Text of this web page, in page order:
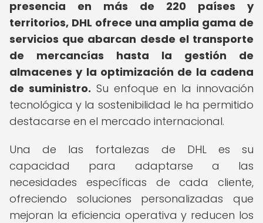
presencia en más de 220 países y
territorios, DHL ofrece una amplia gama de
servicios que abarcan desde el transporte
de mercancías hasta la gestión de
almacenes y la optimización de la cadena
de suministro. Su enfoque en la innovación
tecnológica y la sostenibilidad le ha permitido
destacarse en el mercado internacional.
Una de las fortalezas de DHL es su
capacidad para adaptarse a las
necesidades específicas de cada cliente,
ofreciendo soluciones personalizadas que
mejoran la eficiencia operativa y reducen los